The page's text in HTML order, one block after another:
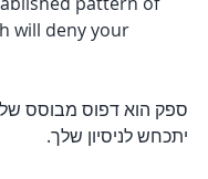
will deny your
ספק הוא דפוס מבוסס
יתכחש לניסיון שלך.